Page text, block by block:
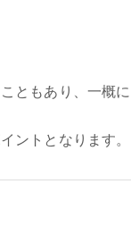
ともあり、一概
ントとなります。